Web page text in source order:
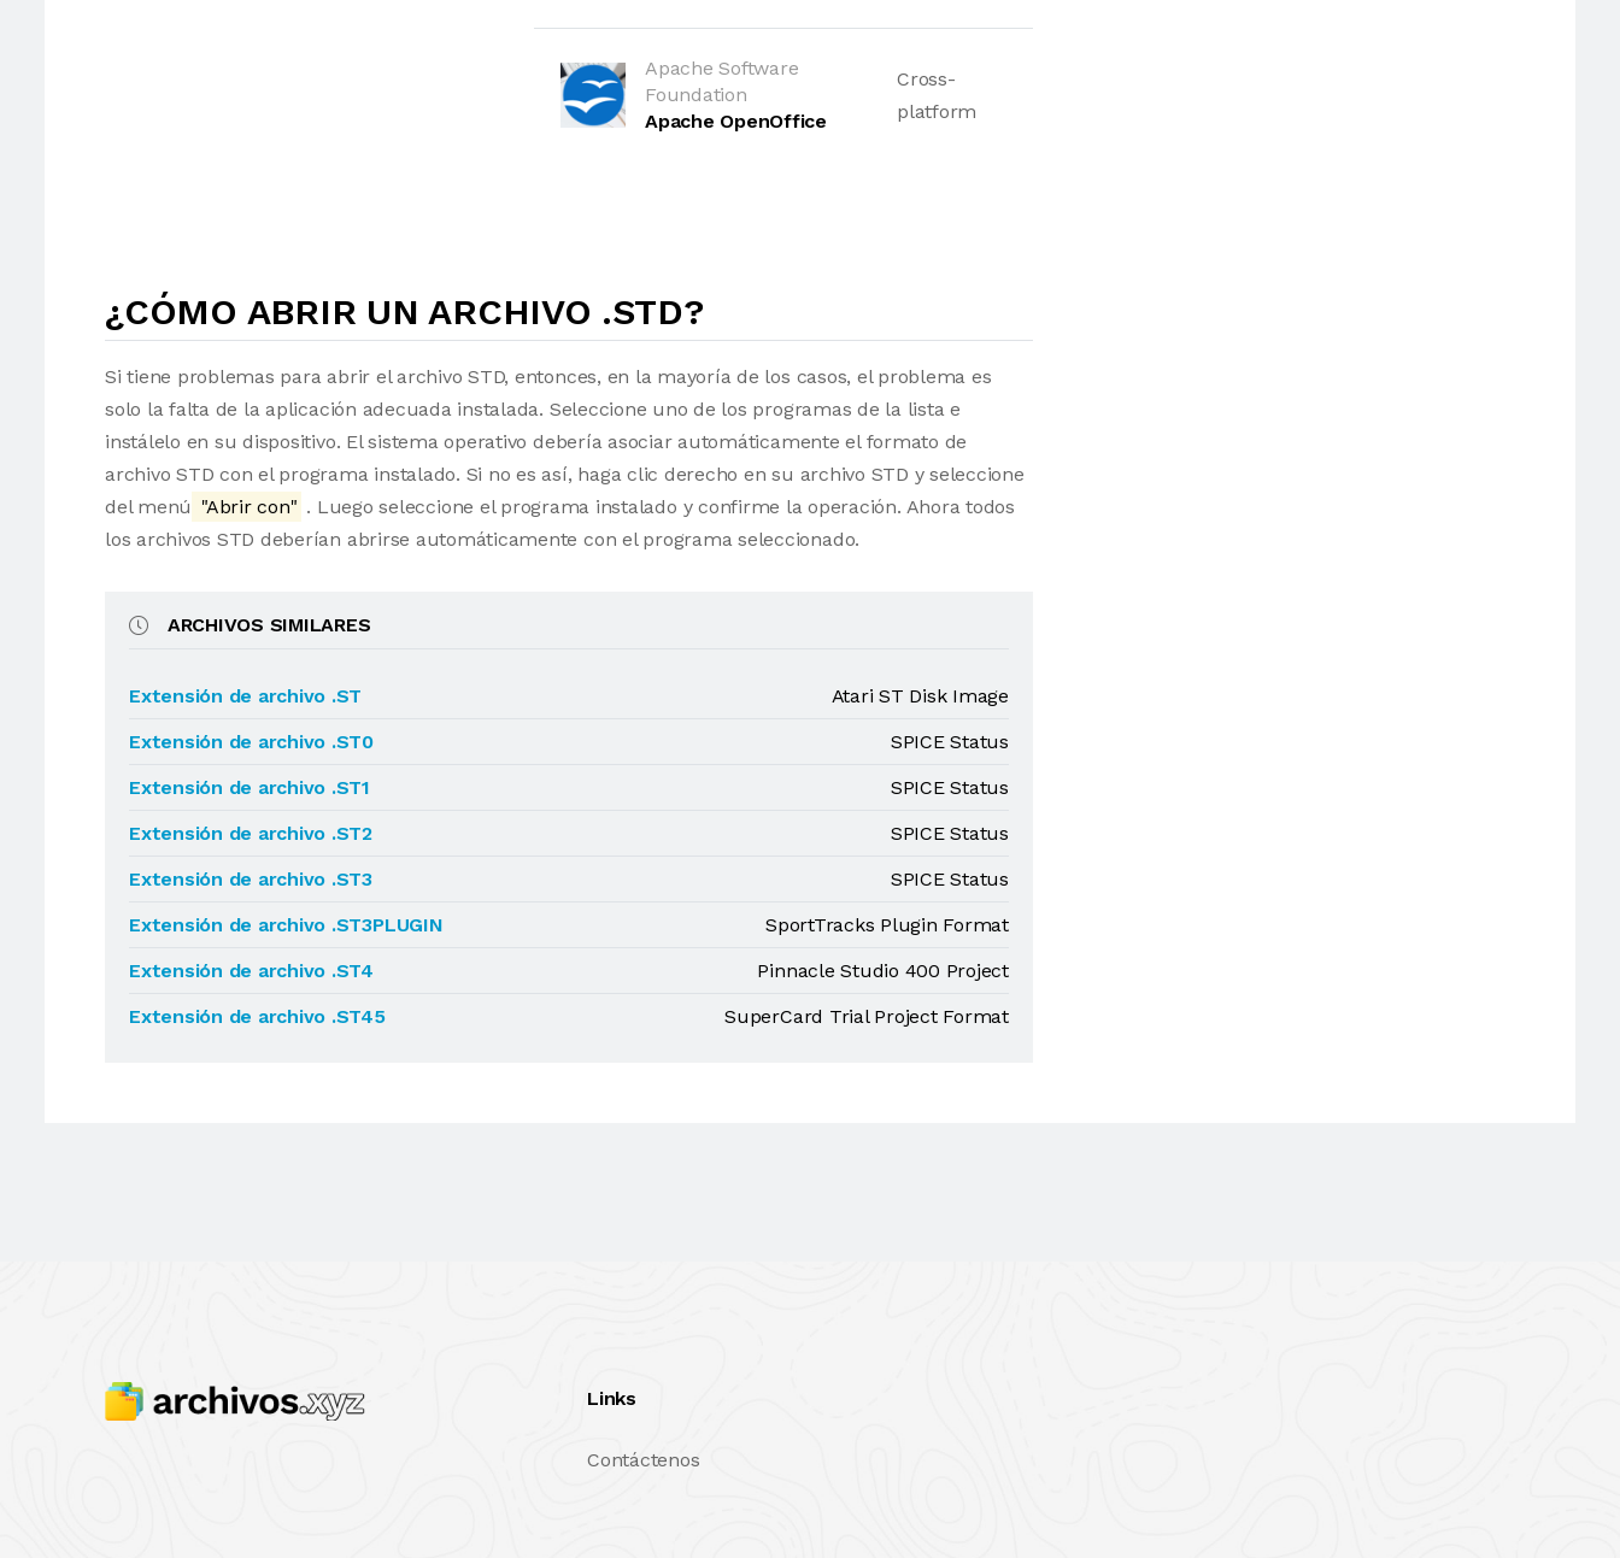
Apache Software
Foundation
Apache OpenOffice
Cross-
platform
¿CÓMO ABRIR UN ARCHIVO .STD?
Si tiene problemas para abrir el archivo STD, entonces, en la mayoría de los casos, el problema es
solo la falta de la aplicación adecuada instalada. Seleccione uno de los programas de la lista e
instálelo en su dispositivo. El sistema operativo debería asociar automáticamente el formato de
archivo STD con el programa instalado. Si no es así, haga clic derecho en su archivo STD y seleccione
del menú "Abrir con" . Luego seleccione el programa instalado y confirme la operación. Ahora todos
los archivos STD deberían abrirse automáticamente con el programa seleccionado.
ARCHIVOS SIMILARES
Extensión de archivo .ST
Atari ST Disk Image
Extensión de archivo .ST0
SPICE Status
Extensión de archivo .ST1
SPICE Status
Extensión de archivo .ST2
SPICE Status
Extensión de archivo .ST3
SPICE Status
Extensión de archivo .ST3PLUGIN
SportTracks Plugin Format
Extensión de archivo .ST4
Pinnacle Studio 400 Project
Extensión de archivo .ST45
SuperCard Trial Project Format
Links
Contáctenos